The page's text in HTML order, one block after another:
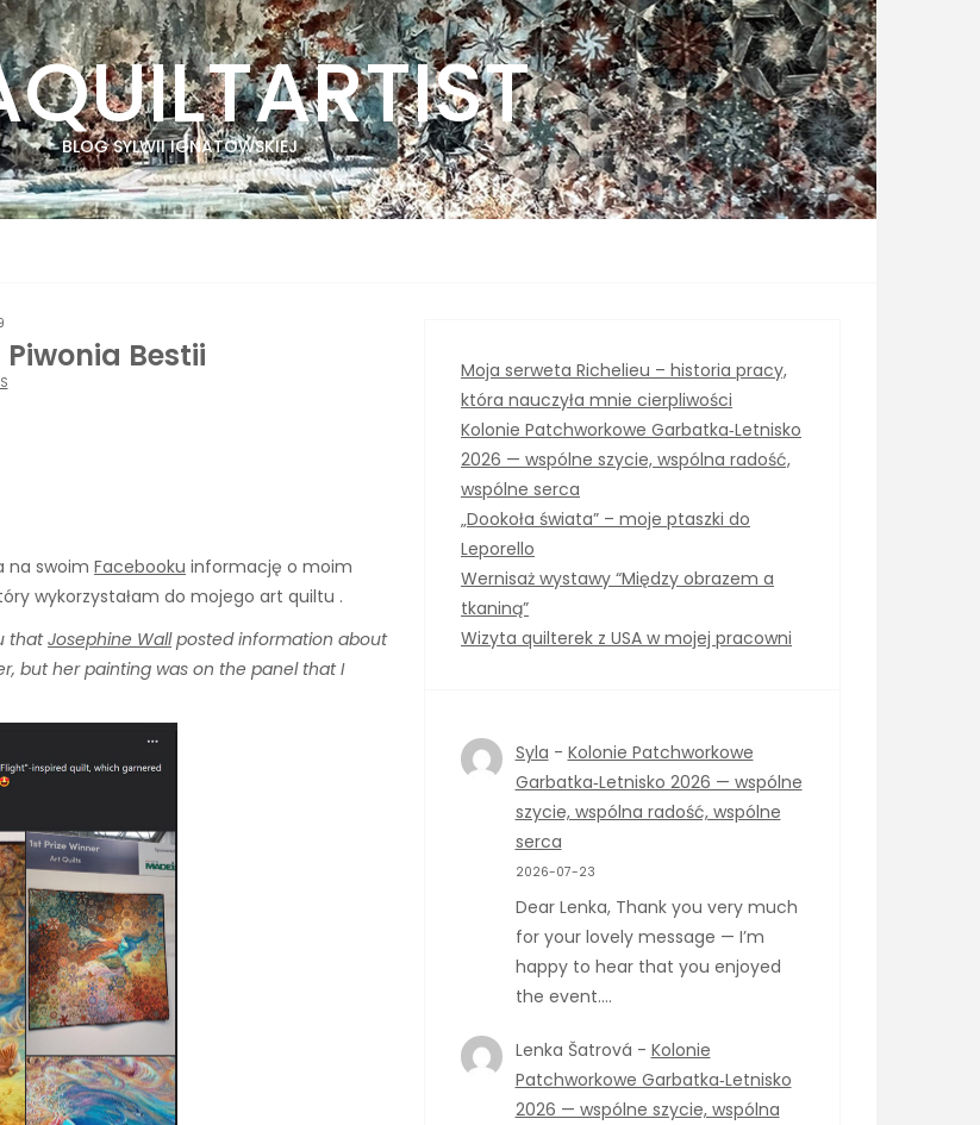
BLOG SYLWII IGNATOWSKIEJ
Bestii
na swoim Facebooku informację o moim
wykorzystałam do mojego art quiltu .
thatJosephine Wallposted information about
but her painting was on the panel that I
Moja serweta Richelieu – historia pracy,
która nauczyła mnie cierpliwości
Kolonie Patchworkowe Garbatka‑Letnisko
2026 — wspólne szycie, wspólna radość,
wspólne serca
„Dookoła świata” – moje ptaszki do
Leporello
Wernisaż wystawy “Między obrazem a
tkaniną”
Wizyta quilterek z USA w mojej pracowni
Syla - Kolonie Patchworkowe
Garbatka‑Letnisko 2026 — wspólne
szycie, wspólna radość, wspólne
serca
2026-07-23
Dear Lenka, Thank you very much
for your lovely message — I’m
happy to hear that you enjoyed
the event.…
Lenka Šatrová - Kolonie
Patchworkowe Garbatka‑Letnisko
2026 — wspólne szycie, wspólna